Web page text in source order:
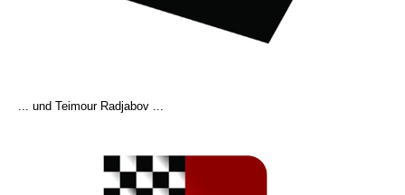
... und Teimour Radjabov ...